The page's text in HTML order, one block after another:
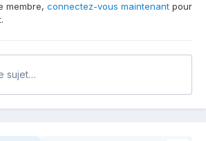
membre, connectez-vous maintenant pour
sujet…